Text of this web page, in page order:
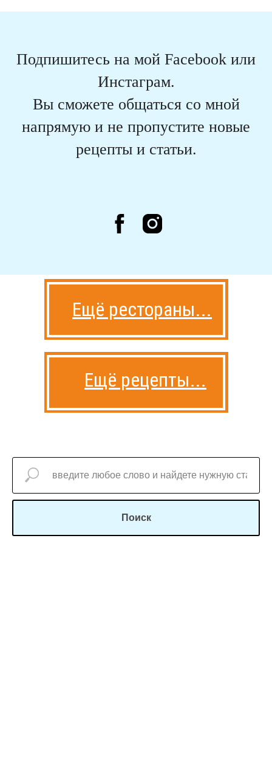
Подпишитесь на мой Facebook или
Инстаграм.
Вы сможете общаться со мной
напрямую и не пропустите новые
рецепты и статьи.
Ещё рестораны...
Ещё рецепты...
Поиск